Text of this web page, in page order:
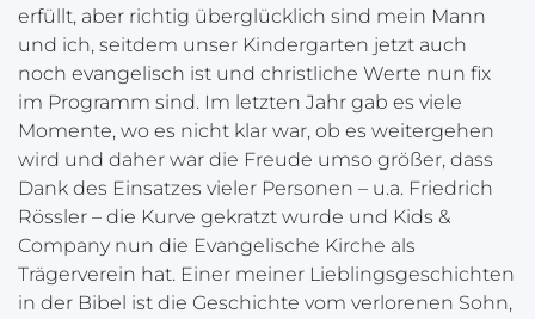
erfüllt, aber richtig überglücklich sind mein Mann
und ich, seitdem unser Kindergarten jetzt auch
noch evangelisch ist und christliche Werte nun fix
im Programm sind. Im letzten Jahr gab es viele
Momente, wo es nicht klar war, ob es weitergehen
wird und daher war die Freude umso größer, dass
Dank des Einsatzes vieler Personen – u.a. Friedrich
Rössler – die Kurve gekratzt wurde und Kids &
Company nun die Evangelische Kirche als
Trägerverein hat. Einer meiner Lieblingsgeschichten
in der Bibel ist die Geschichte vom verlorenen Sohn,